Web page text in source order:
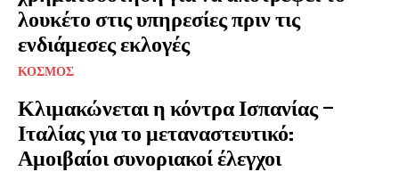
λουκέτο στις υπηρεσίες πριν τις
ενδιάμεσες εκλογές
ΚΟΣΜΟΣ
Κλιμακώνεται η κόντρα Ισπανίας –
Ιταλίας για το μεταναστευτικό:
Αμοιβαίοι συνοριακοί έλεγχοι